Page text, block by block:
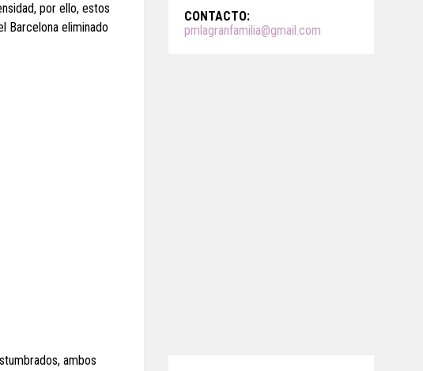
por ello, estos
Barcelona eliminado
ambos
CONTACTO:
pmlagranfamilia@gmail.com